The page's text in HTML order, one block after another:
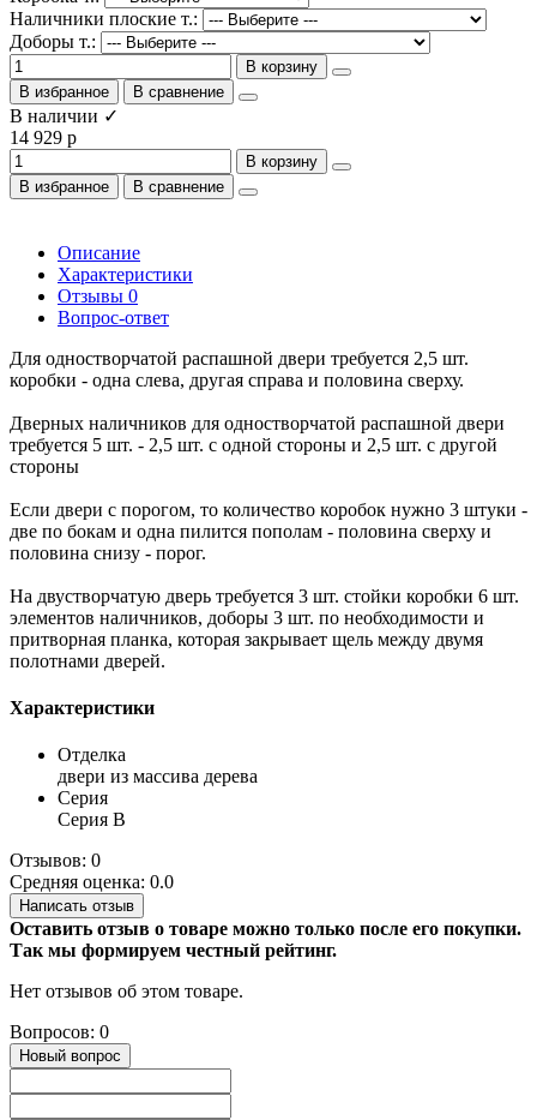
Наличники плоские т.:
Доборы т.:
В корзину
В избранное
В сравнение
В наличии ✓
14 929 р
В корзину
В избранное
В сравнение
Описание
Характеристики
Отзывы 0
Вопрос-ответ
Для одностворчатой распашной двери требуется 2,5 шт.
коробки - одна слева, другая справа и половина сверху.
Дверных наличников для одностворчатой распашной двери
требуется 5 шт. - 2,5 шт. с одной стороны и 2,5 шт. с другой
стороны
Если двери с порогом, то количество коробок нужно 3 штуки -
две по бокам и одна пилится пополам - половина сверху и
половина снизу - порог.
На двустворчатую дверь требуется 3 шт. стойки коробки 6 шт.
элементов наличников, доборы 3 шт. по необходимости и
притворная планка, которая закрывает щель между двумя
полотнами дверей.
Характеристики
Отделка
двери из массива дерева
Серия
Серия B
Отзывов: 0
Средняя оценка: 0.0
Написать отзыв
Оставить отзыв о товаре можно только после его покупки.
Так мы формируем честный рейтинг.
Нет отзывов об этом товаре.
Вопросов: 0
Новый вопрос